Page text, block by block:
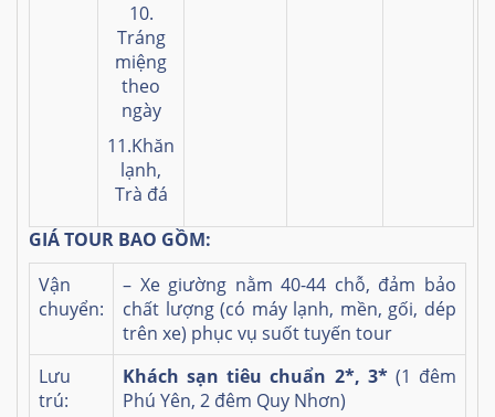
10.
Tráng
miệng
theo
ngày
11.Khăn
lạnh,
Trà đá
GIÁ TOUR BAO GỒM:
Vận
chuyển:
– Xe giường nằm 40-44 chỗ, đảm bảo
chất lượng (có máy lạnh, mền, gối, dép
trên xe) phục vụ suốt tuyến tour
Lưu
trú:
Khách sạn tiêu chuẩn 2*, 3*(1 đêm
Phú Yên, 2 đêm Quy Nhơn)